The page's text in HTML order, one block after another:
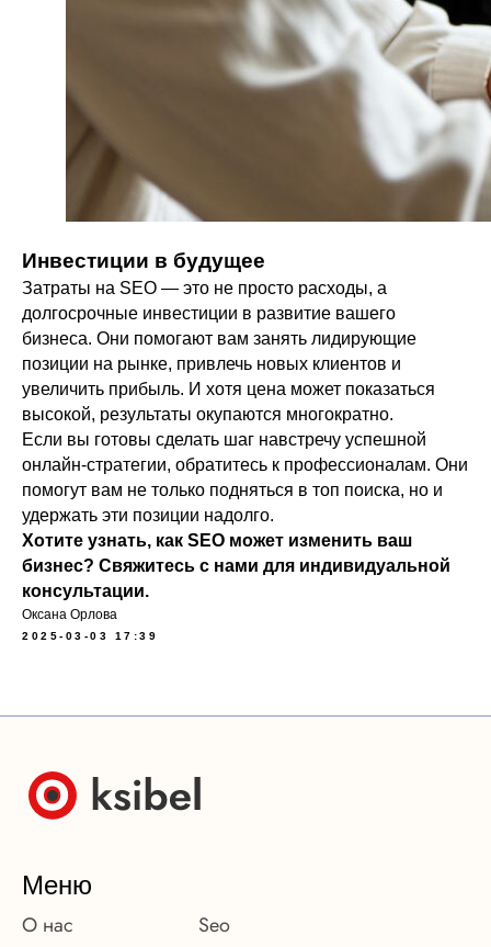
Инвестиции в будущее
Затраты на SEO — это не просто расходы, а
долгосрочные инвестиции в развитие вашего
бизнеса. Они помогают вам занять лидирующие
позиции на рынке, привлечь новых клиентов и
увеличить прибыль. И хотя цена может показаться
высокой, результаты окупаются многократно.
Если вы готовы сделать шаг навстречу успешной
онлайн-стратегии, обратитесь к профессионалам. Они
помогут вам не только подняться в топ поиска, но и
удержать эти позиции надолго.
Хотите узнать, как SEO может изменить ваш
бизнес? Свяжитесь с нами для индивидуальной
консультации.
Оксана Орлова
2025-03-03 17:39
Меню
О нас Seo